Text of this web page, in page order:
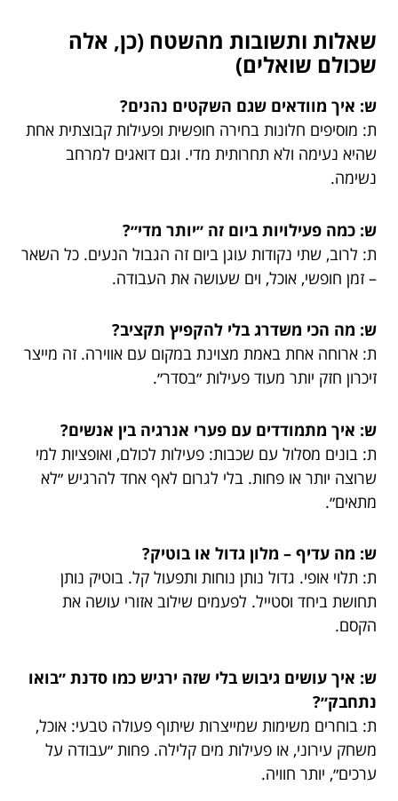
שאלות ותשובות מהשטח (כן, אלה
שכולם שואלים)
ש: איך מוודאים שגם השקטים נהנים?
ת: מוסיפים חלונות בחירה חופשית ופעילות קבוצתית אחת
שהיא נעימה ולא תחרותית מדי. וגם דואגים למרחב
נשימה.
ש: כמה פעילויות ביום זה ״יותר מדי״?
ת: לרוב, שתי נקודות עוגן ביום זה הגבול הנעים. כל השאר
– זמן חופשי, אוכל, וים שעושה את העבודה.
ש: מה הכי משדרג בלי להקפיץ תקציב?
ת: ארוחה אחת באמת מצוינת במקום עם אווירה. זה מייצר
זיכרון חזק יותר מעוד פעילות ״בסדר״.
ש: איך מתמודדים עם פערי אנרגיה בין אנשים?
ת: בונים מסלול עם שכבות: פעילות לכולם, ואופציות למי
שרוצה יותר או פחות. בלי לגרום לאף אחד להרגיש ״לא
מתאים״.
ש: מה עדיף – מלון גדול או בוטיק?
ת: תלוי אופי. גדול נותן נוחות ותפעול קל. בוטיק נותן
תחושת ביחד וסטייל. לפעמים שילוב אזורי עושה את
הקסם.
ש: איך עושים גיבוש בלי שזה ירגיש כמו סדנת ״בואו
נתחבק״?
ת: בוחרים משימות שמייצרות שיתוף פעולה טבעי: אוכל,
משחק עירוני, או פעילות מים קלילה. פחות ״עבודה על
ערכים״, יותר חוויה.